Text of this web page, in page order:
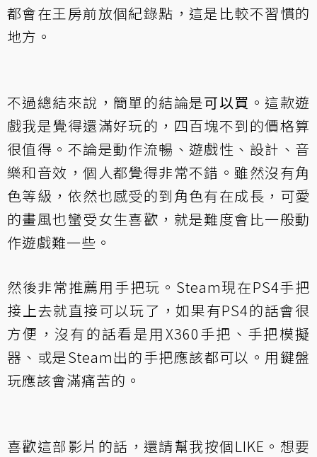
都會在王房前放個紀錄點，這是比較不習慣的
地方。
不過總結來說，簡單的結論是可以買 。這款遊
戲我是覺得還滿好玩的，四百塊不到的價格算
很值得。不論是動作流暢、遊戲性、設計、音
樂和音效，個人都覺得非常不錯。雖然沒有角
色等級，依然也感受的到角色有在成長，可愛
的畫風也蠻受女生喜歡，就是難度會比一般動
作遊戲難一些。
然後非常推薦用手把玩。Steam現在PS4手把
接上去就直接可以玩了，如果有PS4的話會很
方便，沒有的話看是用X360手把、手把模擬
器、或是Steam出的手把應該都可以。用鍵盤
玩應該會滿痛苦的。
喜歡這部影片的話，還請幫我按個LIKE。想要